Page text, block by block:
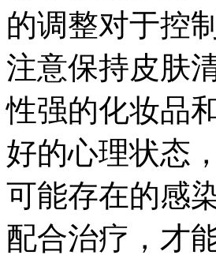
的调整对于控
注意保持皮肤
性强的化妆品
好的心理状态
可能存在的感
配合治疗，才